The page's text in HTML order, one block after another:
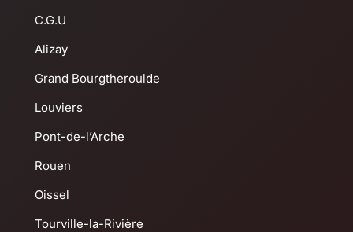
C.G.U
Alizay
Grand Bourgtheroulde
Louviers
Pont-de-l’Arche
Rouen
Oissel
Tourville-la-Rivière